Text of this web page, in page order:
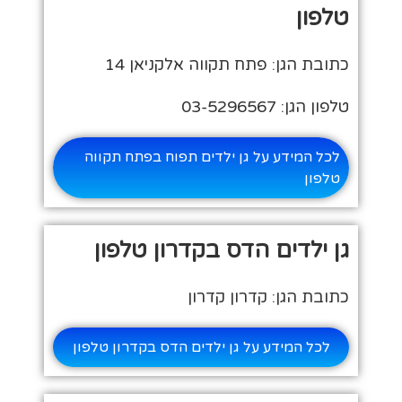
טלפון
כתובת הגן: פתח תקווה אלקניאן 14
טלפון הגן: 03-5296567
לכל המידע על גן ילדים תפוח בפתח תקווה
טלפון
גן ילדים הדס בקדרון טלפון
כתובת הגן: קדרון קדרון
לכל המידע על גן ילדים הדס בקדרון טלפון